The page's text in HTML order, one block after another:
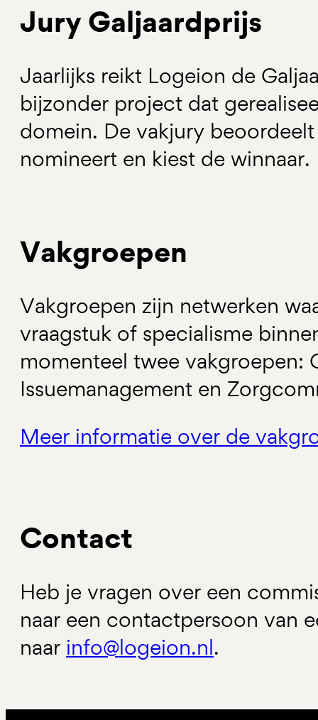
Jury Galjaardprijs
Jaarlijks reikt Logeion de
bijzonder project dat
domein. De vakjury
nomineert en kiest de winnaar.
Vakgroepen
Vakgroepen zijn netwerken
vraagstuk of specialisme
momenteel twee vakgroepen:
Issuemanagement en
Meer informatie over de
Contact
Heb je vragen over een
naar een contactpersoon van
naar info@logeion.nl.